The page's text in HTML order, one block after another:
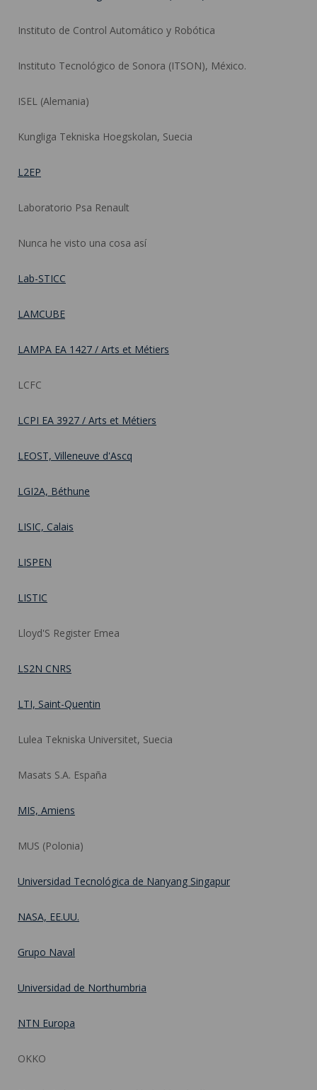
Instituto de Control Automático y Robótica
Instituto Tecnológico de Sonora (ITSON), México.
ISEL (Alemania)
Kungliga Tekniska Hoegskolan, Suecia
L2EP
Laboratorio Psa Renault
Nunca he visto una cosa así
Lab-STICC
LAMCUBE
LAMPA EA 1427 / Arts et Métiers
LCFC
LCPI EA 3927 / Arts et Métiers
LEOST, Villeneuve d'Ascq
LGI2A, Béthune
LISIC, Calais
LISPEN
LISTIC
Lloyd'S Register Emea
LS2N CNRS
LTI, Saint-Quentin
Lulea Tekniska Universitet, Suecia
Masats S.A. España
MIS, Amiens
MUS (Polonia)
Universidad Tecnológica de Nanyang Singapur
NASA, EE.UU.
Grupo Naval
Universidad de Northumbria
NTN Europa
OKKO